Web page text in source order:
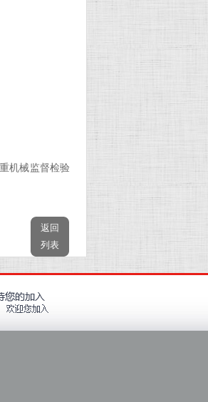
机械监督检验
返回
列表